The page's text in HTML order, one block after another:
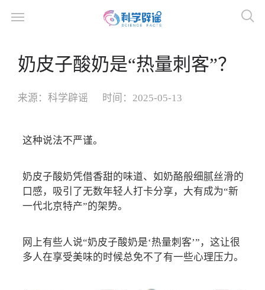
奶皮子酸奶是“热量刺客”？
来源： 科学辟谣 时间： 2025-05-13
这种说法不严谨。
奶皮子酸奶凭借香甜的味道、如奶酪般细腻丝滑的
口感，吸引了无数年轻人打卡分享，大有成为“新
一代北京特产”的架势。
网上有些人说“奶皮子酸奶是‘热量刺客’”，这让很
多人在享受美味的时候总免不了有一些心理压力。